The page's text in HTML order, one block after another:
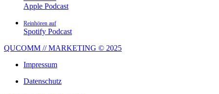
Apple Podcast
Reinhören auf
Spotify Podcast
QUCOMM // MARKETING © 2025
Impressum
Datenschutz